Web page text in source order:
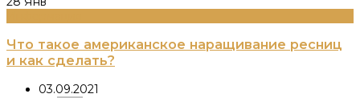
Что такое американское наращивание ресниц
и как сделать?
03.09.2021